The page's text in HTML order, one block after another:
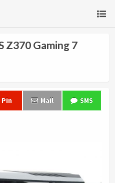
Z370 Gaming 7
Pin Mail SMS